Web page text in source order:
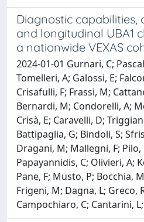
Diagnostic capabilities,
and longitudinal UBA1
a nationwide VEXAS
2024-01-01 Gurnari, C;
Tomelleri, A; Galossi, E;
Crisafulli, F; Frassi, M;
Bernardi, M; Condorelli, A;
Crisà, E; Caravelli, D;
Battipaglia, G; Bindoli, S;
Dragani, M; Mallegni, F; Pilo,
Papayannidis, C; Olivieri, A;
Pane, F; Musto, P; Bocchia,
Frigeni, M; Dagna, L; Greco,
Campochiaro, C; Cantarini,